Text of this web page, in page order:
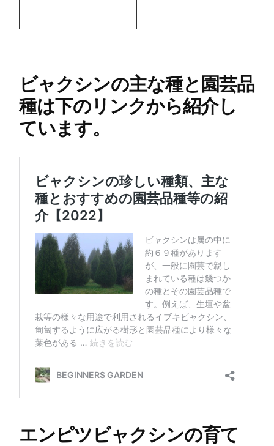
ビャクシンの主な種と園芸品
種は下のリンクから紹介し
ています。
エンピツビャクシンの育て